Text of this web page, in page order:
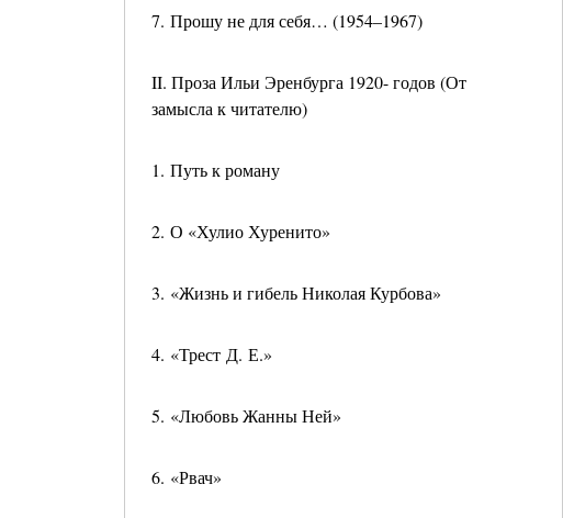
7. Прошу не для себя… (1954–1967)
II. Проза Ильи Эренбурга 1920- годов (От
замысла к читателю)
1. Путь к роману
2. О «Хулио Хуренито»
3. «Жизнь и гибель Николая Курбова»
4. «Трест Д. Е.»
5. «Любовь Жанны Ней»
6. «Рвач»